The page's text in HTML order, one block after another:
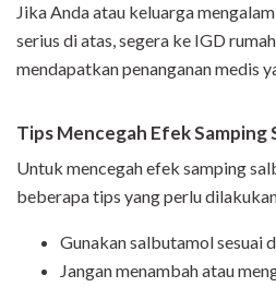
Jika Anda atau keluarga
serius di atas, segera ke IGD
mendapatkan penanganan medis
Tips Mencegah Efek Samping
Untuk mencegah efek samping
beberapa tips yang perlu
Gunakan salbutamol sesuai
Jangan menambah atau